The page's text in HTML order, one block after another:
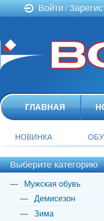
Войти /
ГЛАВНАЯ
НОВИНКА
Выберите категорию
Мужская обувь
Демисезон
Зима